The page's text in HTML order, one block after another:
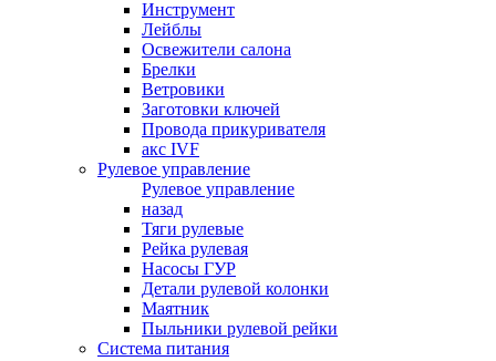
Инструмент
Лейблы
Освежители салона
Брелки
Ветровики
Заготовки ключей
Провода прикуривателя
акс IVF
Рулевое управление
Рулевое управление
назад
Тяги рулевые
Рейка рулевая
Насосы ГУР
Детали рулевой колонки
Маятник
Пыльники рулевой рейки
Система питания